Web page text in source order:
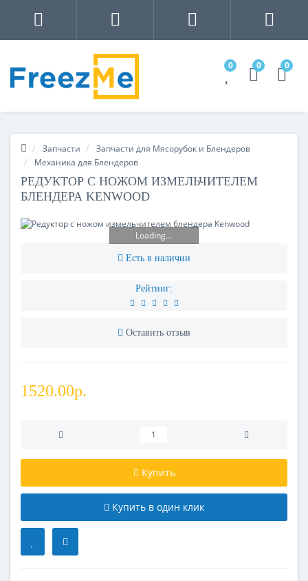
0 0 0
Запчасти
Запчасти для Мясорубок и Блендеров
Механика для Блендеров
РЕДУКТОР С НОЖОМ ИЗМЕЛЬЧИТЕЛЕМ
БЛЕНДЕРА KENWOOD
Loading...
Есть в наличии
Рейтинг:
Оставить отзыв
1520.00р.
Купить
Купить в один клик